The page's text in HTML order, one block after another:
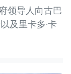
领导人向古巴
及里卡多·卡